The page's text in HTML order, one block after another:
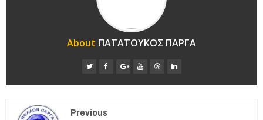
About ΠΑΤΑΤΟΥΚΟΣ ΠΑΡΓΑ
Previous